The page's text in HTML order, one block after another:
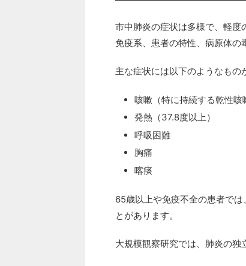
市中肺炎の症状は多様で、軽
免疫系、患者の特性、病原体の
主な症状には以下のようなもの
咳嗽（特に持続する乾性咳
発熱（37.8度以上）
呼吸困難
胸痛
喀痰
65歳以上や免疫不全の患者で
とがあります。
大規模観察研究では、肺炎の独